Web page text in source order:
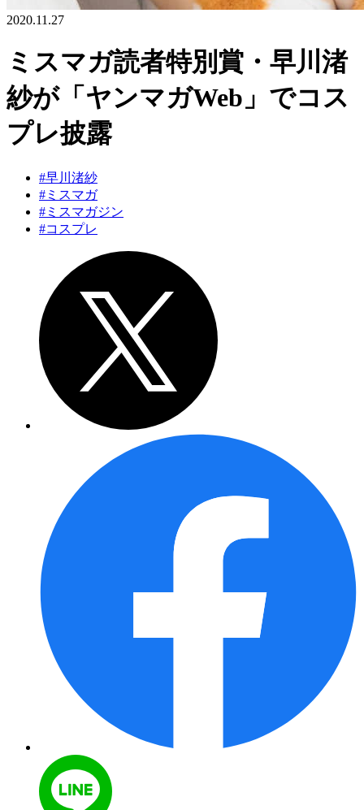
2020.11.27
ミスマガ読者特別賞・早川渚
紗が「ヤンマガWeb」でコス
プレ披露
#早川渚紗
#ミスマガ
#ミスマガジン
#コスプレ